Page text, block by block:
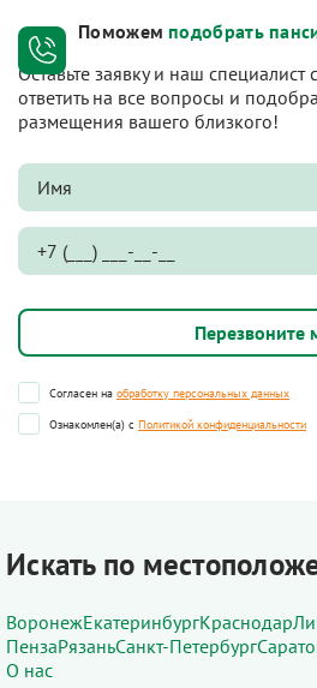
Поможем подобрать
Оставьте заявку и наш специалист
ответить на все вопросы и
размещения вашего близкого!
Согласен на обработку персональных данных
Ознакомлен(а) с Политикой конфиденциальности
Искать по
ВоронежЕкатеринбургКраснодар
ПензаРязаньСанкт-Петербург
О нас